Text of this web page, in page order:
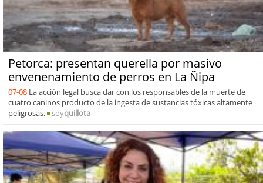
Petorca: presentan querella por masivo
envenenamiento de perros en La Ñipa
07-08 La acción legal busca dar con los responsables de la muerte de
cuatro caninos producto de la ingesta de sustancias tóxicas altamente
peligrosas.
soyquillota